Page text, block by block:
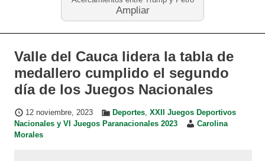
Ampliar
Valle del Cauca lidera la tabla de
medallero cumplido el segundo
día de los Juegos Nacionales
12 noviembre, 2023 Deportes, XXII Juegos Deportivos
Nacionales y VI Juegos Paranacionales 2023
Carolina
Morales